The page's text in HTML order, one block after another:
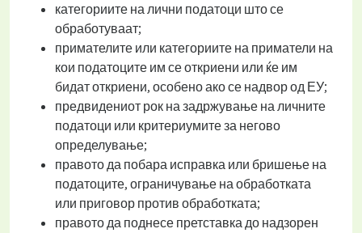
категориите на лични податоци што се
обработуваат;
примателите или категориите на приматели на
кои податоците им се откриени или ќе им
бидат откриени, особено ако се надвор од ЕУ;
предвидениот рок на задржување на личните
податоци или критериумите за негово
определување;
правото да побара исправка или бришење на
податоците, ограничување на обработката
или приговор против обработката;
правото да поднесе претставка до надзорен